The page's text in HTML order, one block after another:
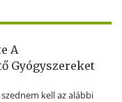
A
Gyógyszereket
kell az alábbi